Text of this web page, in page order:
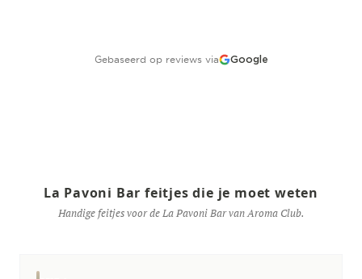
Gebaseerd op reviews via Google
La Pavoni Bar feitjes die je moet weten
Handige feitjes voor de La Pavoni Bar van Aroma Club.